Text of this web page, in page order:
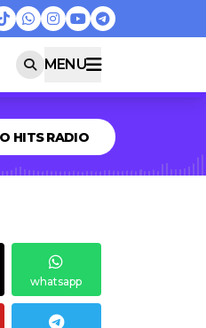
MENU
HITS RADIO
whatsapp